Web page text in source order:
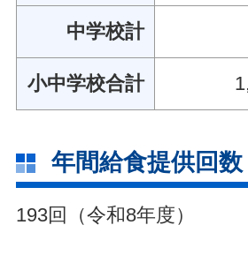
中学校計
小中学校合計
年間給食提供回数
193回（令和8年度）